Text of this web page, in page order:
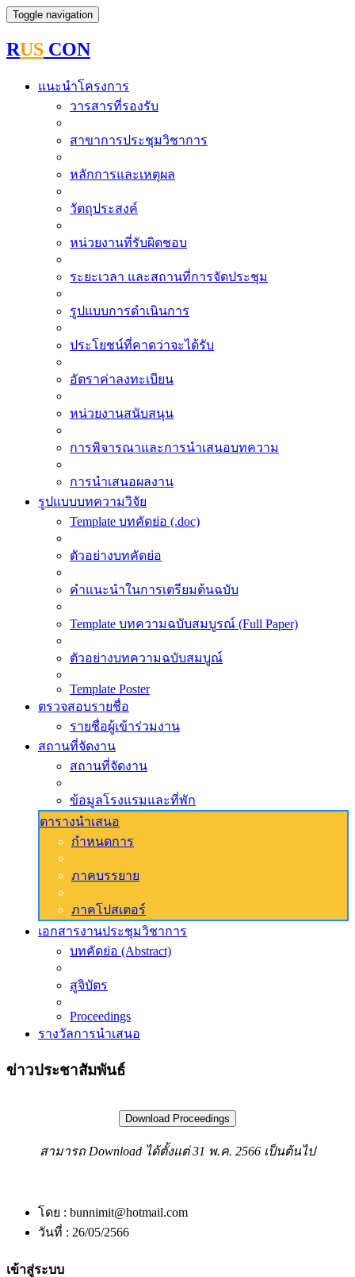
Toggle navigation
RUS CON
แนะนำโครงการ
วารสารที่รองรับ
สาขาการประชุมวิชาการ
หลักการและเหตุผล
วัตถุประสงค์
หน่วยงานที่รับผิดชอบ
ระยะเวลา และสถานที่การจัดประชุม
รูปแบบการดำเนินการ
ประโยชน์ที่คาดว่าจะได้รับ
อัตราค่าลงทะเบียน
หน่วยงานสนับสนุน
การพิจารณาและการนำเสนอบทความ
การนำเสนอผลงาน
รูปแบบบทความวิจัย
Template บทคัดย่อ (.doc)
ตัวอย่างบทคัดย่อ
คำแนะนำในการเตรียมต้นฉบับ
Template บทความฉบับสมบูรณ์ (Full Paper)
ตัวอย่างบทความฉบับสมบูณ์
Template Poster
ตรวจสอบรายชื่อ
รายชื่อผู้เข้าร่วมงาน
สถานที่จัดงาน
สถานที่จัดงาน
ข้อมูลโรงแรมและที่พัก
ตารางนำเสนอ
กำหนดการ
ภาคบรรยาย
ภาคโปสเตอร์
เอกสารงานประชุมวิชาการ
บทคัดย่อ (Abstract)
สูจิบัตร
Proceedings
รางวัลการนำเสนอ
ข่าวประชาสัมพันธ์
สามารถ Download ได้ตั้งแต่ 31 พ.ค. 2566 เป็นต้นไป
โดย : bunnimit@hotmail.com
วันที่ : 26/05/2566
เข้าสู่ระบบ